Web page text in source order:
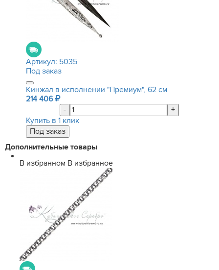
Артикул: 5035
Под заказ
Кинжал в исполнении "Премиум", 62 см
214 406
-
+
Купить в 1 клик
Дополнительные товары
В избранном В избранное